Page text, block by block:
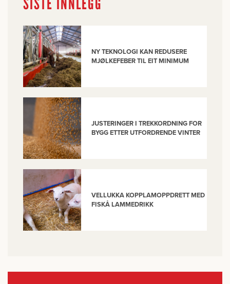
NY TEKNOLOGI KAN REDUSERE
MJØLKEFEBER TIL EIT MINIMUM
JUSTERINGER I TREKKORDNING FOR
BYGG ETTER UTFORDRENDE VINTER
VELLUKKA KOPPLAMOPPDRETT MED
FISKÅ LAMMEDRIKK